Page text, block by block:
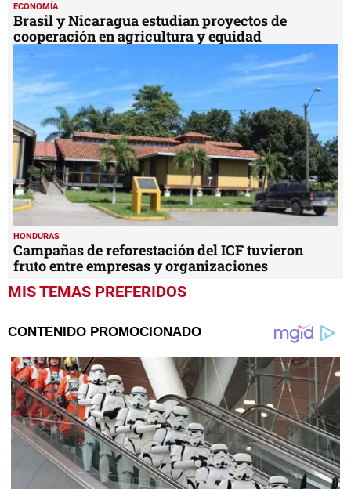
ECONOMÍA
Brasil y Nicaragua estudian proyectos de
cooperación en agricultura y equidad
HONDURAS
Campañas de reforestación del ICF tuvieron
fruto entre empresas y organizaciones
MIS TEMAS PREFERIDOS